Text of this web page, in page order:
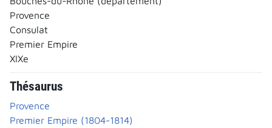
Provence
Consulat
Premier Empire
XIXe
Thésaurus
Provence
Premier Empire (1804-1814)